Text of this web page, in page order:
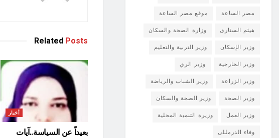
Related Posts
أخبار
بعيداً عن السياسة..آيات
مصر الساعة موقع مصر الساعة
هيثم السنارى وزارة الصحة والسكان
وزير الإسكان وزير التربية والتعليم
وزير الخارجية وزير الري
وزير الزراعة وزير الشباب والرياضة
وزير الصحة وزير الصحة والسكان
وزير العمل وزيرة التنمية المحلية
وفاء الدرمللى